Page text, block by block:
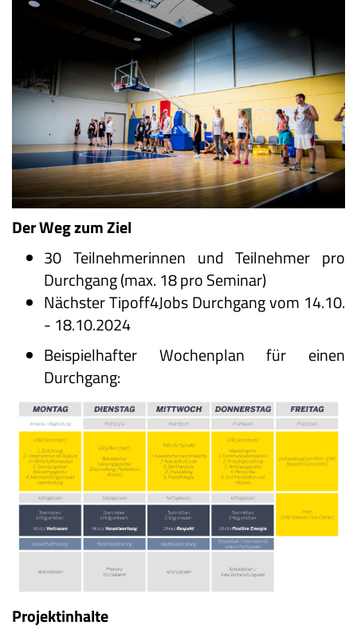
Der Weg zum Ziel
30 Teilnehmerinnen und Teilnehmer pro
Durchgang (max. 18 pro Seminar)
Nächster Tipoff4Jobs Durchgang vom 14.10.
- 18.10.2024
Beispielhafter Wochenplan für einen
Durchgang:
Projektinhalte